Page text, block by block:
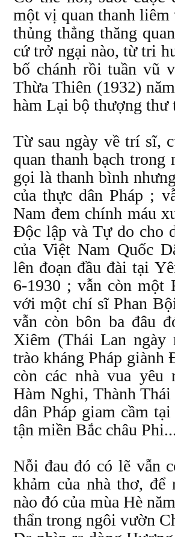
một vị quan thanh
thủng thẳng thăng
cứ trở ngại nào, từ tri
bố chánh rồi tuần vũ
Thừa Thiên (1932)
hàm Lại bộ thượng thư
Từ sau ngày về trí sĩ,
quan thanh bạch
gọi là thanh bình
của thực dân Pháp ;
Nam đem chính máu
Độc lập và Tự do cho
của Việt Nam Quốc
lên đoạn đầu đài tại
6-1930 ; vẫn còn một
với một chí sĩ Phan
vẫn còn bôn ba đâu
Xiêm (Thái Lan ngày
trào kháng Pháp giành
còn các nhà vua yêu
Hàm Nghi, Thành
dân Pháp giam cầm
tận miền Bắc châu
Nỗi đau đó có lẽ vẫn
khảm của nhà thơ,
nào đó của mùa Hè
thẩn trong ngôi vườn